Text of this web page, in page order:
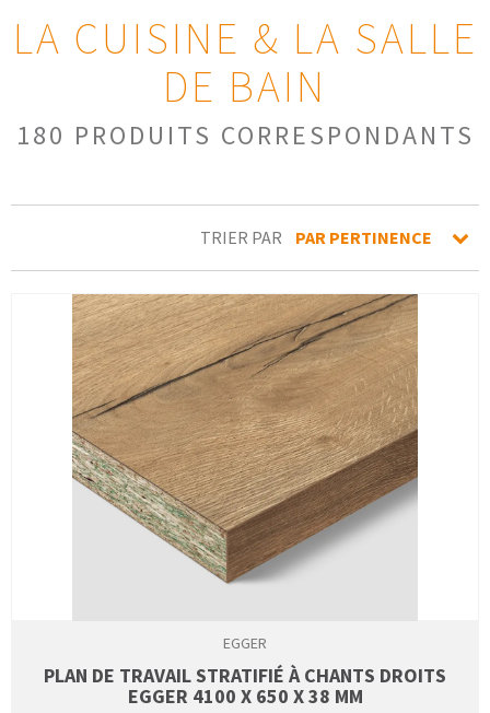
LA CUISINE & LA SALLE
DE BAIN
180 PRODUITS CORRESPONDANTS
TRIER PAR PAR PERTINENCE
EGGER
PLAN DE TRAVAIL STRATIFIÉ À CHANTS DROITS
EGGER 4100 X 650 X 38 MM